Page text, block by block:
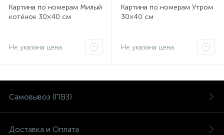
Картина по номерам Милый
котёнок 30×40 см
Не указана цена
Картина по номерам Утром
30×40 см
Не указана цена
Самовывоз (ПВЗ)
Доставка и Оплата